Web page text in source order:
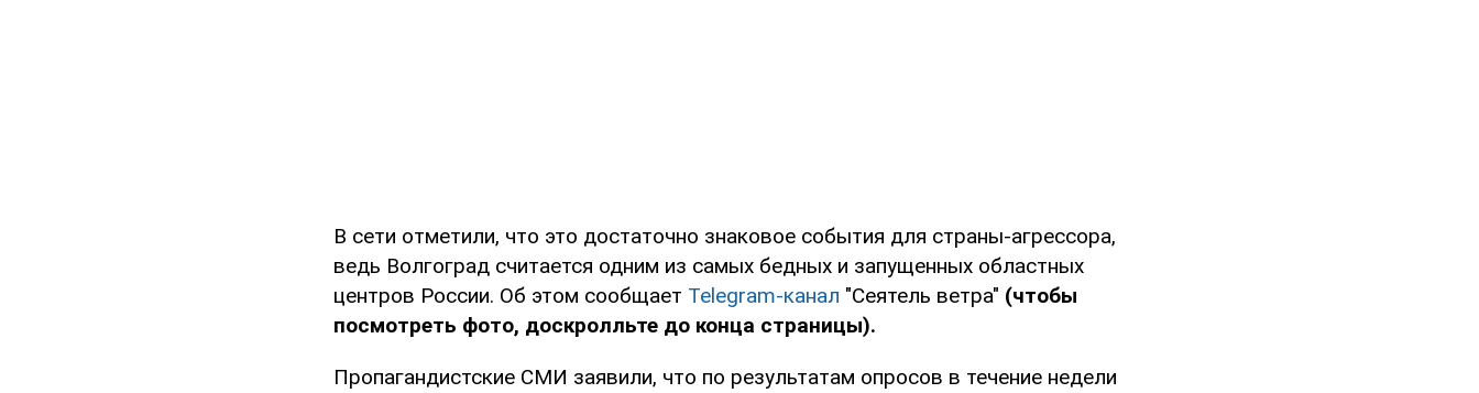
В сети отметили, что это достаточно знаковое события для страны-агрессора,
ведь Волгоград считается одним из самых бедных и запущенных областных
центров России. Об этом сообщает Telegram-канал "Сеятель ветра" (чтобы
посмотреть фото, доскролльте до конца страницы).
Пропагандистские СМИ заявили, что по результатам опросов в течение недели